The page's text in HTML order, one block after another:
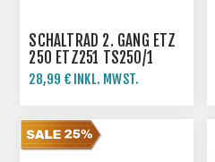
SCHALTRAD 2. GANG ETZ
250 ETZ251 TS250/1
28,99 € INKL. MWST.